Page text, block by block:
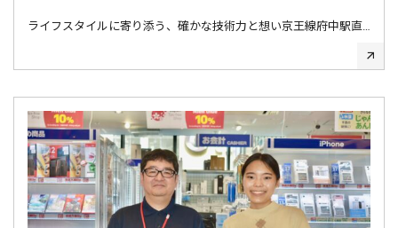
ライフスタイルに寄り添う、確かな技術力と想い京王線府中駅直…